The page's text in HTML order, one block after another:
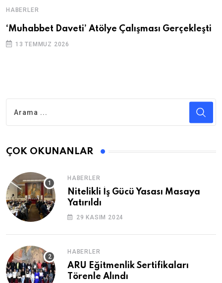
HABERLER
‘Muhabbet Daveti’ Atölye Çalışması Gerçekleşti
13 TEMMUZ 2026
ÇOK OKUNANLAR
HABERLER
Nitelikli İş Gücü Yasası Masaya
Yatırıldı
29 KASIM 2024
HABERLER
ARU Eğitmenlik Sertifikaları
Törenle Alındı